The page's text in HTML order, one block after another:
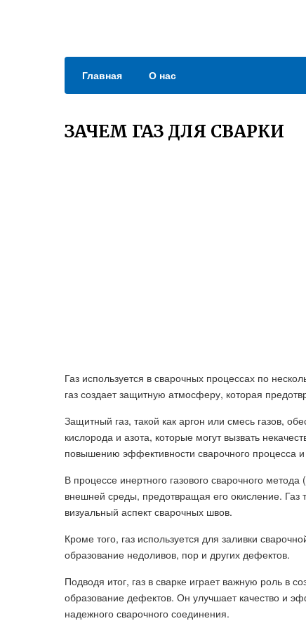
Главная О нас
ЗАЧЕМ ГАЗ ДЛЯ СВАРКИ
Газ используется в сварочных процессах по
газ создает защитную атмосферу, которая
Защитный газ, такой как аргон или смесь газов,
кислорода и азота, которые могут вызвать
повышению эффективности сварочного процесса
В процессе инертного газового сварочного
внешней среды, предотвращая его окисление. Газ
визуальный аспект сварочных швов.
Кроме того, газ используется для заливки
образование недоливов, пор и других дефектов.
Подводя итог, газ в сварке играет важную роль в
образование дефектов. Он улучшает качество и
надежного сварочного соединения.